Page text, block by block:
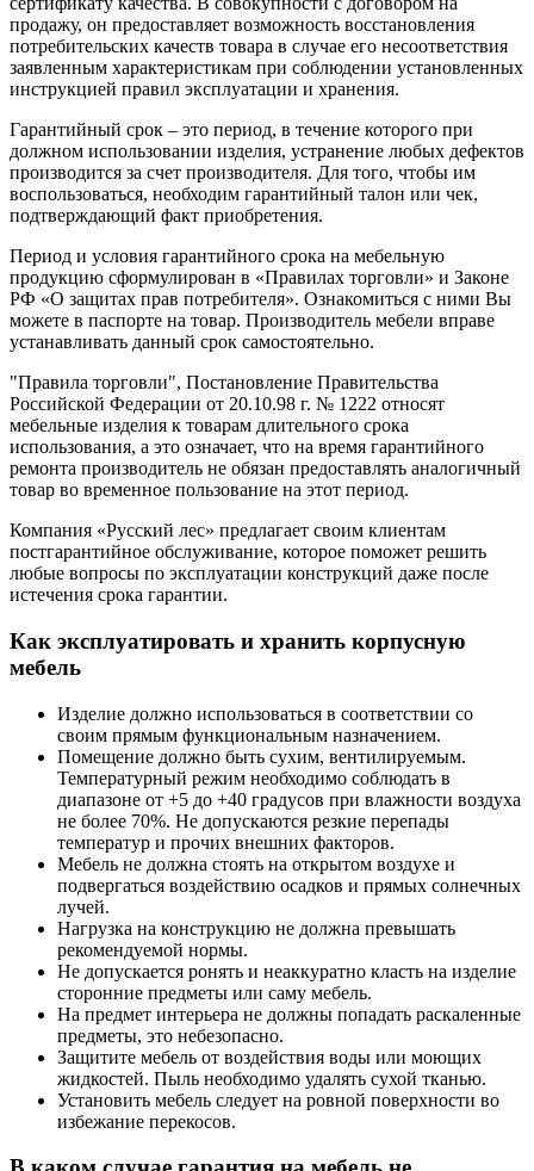
продажу, он предоставляет возможность восстановления
потребительских качеств товара в случае его несоответствия
заявленным характеристикам при соблюдении установленных
инструкцией правил эксплуатации и хранения.
Гарантийный срок – это период, в течение которого при
должном использовании изделия, устранение любых дефектов
производится за счет производителя. Для того, чтобы им
воспользоваться, необходим гарантийный талон или чек,
подтверждающий факт приобретения.
Период и условия гарантийного срока на мебельную
продукцию сформулирован в «Правилах торговли» и Законе
РФ «О защитах прав потребителя». Ознакомиться с ними Вы
можете в паспорте на товар. Производитель мебели вправе
устанавливать данный срок самостоятельно.
"Правила торговли", Постановление Правительства
Российской Федерации от 20.10.98 г. № 1222 относят
мебельные изделия к товарам длительного срока
использования, а это означает, что на время гарантийного
ремонта производитель не обязан предоставлять аналогичный
товар во временное пользование на этот период.
Компания «Русский лес» предлагает своим клиентам
постгарантийное обслуживание, которое поможет решить
любые вопросы по эксплуатации конструкций даже после
истечения срока гарантии.
Как эксплуатировать и хранить корпусную
мебель
Изделие должно использоваться в соответствии со
своим прямым функциональным назначением.
Помещение должно быть сухим, вентилируемым.
Температурный режим необходимо соблюдать в
диапазоне от +5 до +40 градусов при влажности воздуха
не более 70%. Не допускаются резкие перепады
температур и прочих внешних факторов.
Мебель не должна стоять на открытом воздухе и
подвергаться воздействию осадков и прямых солнечных
лучей.
Нагрузка на конструкцию не должна превышать
рекомендуемой нормы.
Не допускается ронять и неаккуратно класть на изделие
сторонние предметы или саму мебель.
На предмет интерьера не должны попадать раскаленные
предметы, это небезопасно.
Защитите мебель от воздействия воды или моющих
жидкостей. Пыль необходимо удалять сухой тканью.
Установить мебель следует на ровной поверхности во
избежание перекосов.